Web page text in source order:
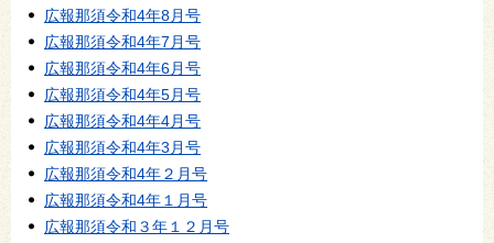
広報那須令和4年8月号
広報那須令和4年7月号
広報那須令和4年6月号
広報那須令和4年5月号
広報那須令和4年4月号
広報那須令和4年3月号
広報那須令和4年２月号
広報那須令和4年１月号
広報那須令和３年１２月号